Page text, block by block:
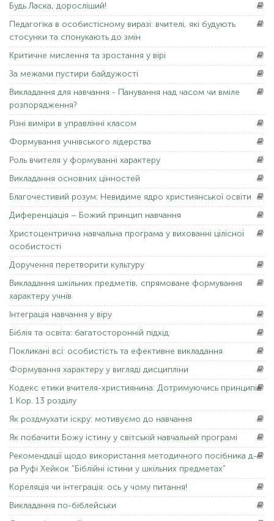
Будь Ласка, доросліший!
Педагогіка в особистісному виразі: вчителі, які будують
стосунки та спонукають до змін
Критичне мислення та зростання у вірі
За межами пустири байдужості
Викладання для навчання - Панування над часом чи вміле
розпорядження?
Різні виміри в управлінні класом
Формування учнівського лідерства
Роль вчителя у формуванні характеру
Викладання основних цінностей
Благочестивий розум: Невидиме ядро ​​християнської освіти
Диференціація – Божий принцип навчання
Христоцентрична навчальна програма у вихованні цілісної
особистості
Доручення перетворити культуру
Викладання шкільних предметів, спрямоване формування
характеру учнів
Інтеграція навчання у віру
Біблія та освіта: багатосторонній підхід
Покликані всі: особистість та ефективне викладання
Формування характеру у вигляді дисципліни
Кодекс етики вчителя-християнина: Дотримуючись принципів
1 Кор. 13 розділу
Як роздмухати іскру: мотивуємо до навчання
Як побачити Божу істину у світській навчальній програмі
Рекомендації щодо використання методичного посібника д-
ра Руфі Хейкок "Біблійні істини у шкільних предметах"
Кореляція чи інтеграція: ось у чому питання!
Викладання по-біблейськи